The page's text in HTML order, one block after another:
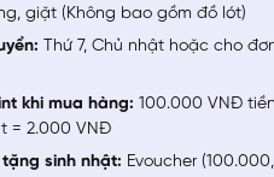
giặt (Không bao gồm đồ lót)
Thứ 7, Chủ nhật hoặc cho
khi mua hàng: 100.000 VNĐ
= 2.000 VNĐ
sinh nhật: Evoucher